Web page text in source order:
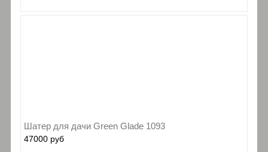
Шатер для дачи Green Glade 1093
47000 руб